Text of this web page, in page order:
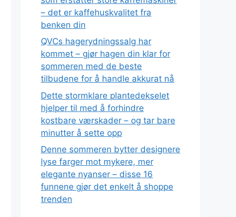
– det er kaffehuskvalitet fra
benken din
QVCs hagerydningssalg har
kommet – gjør hagen din klar for
sommeren med de beste
tilbudene for å handle akkurat nå
Dette stormklare plantedekselet
hjelper til med å forhindre
kostbare værskader – og tar bare
minutter å sette opp
Denne sommeren bytter designere
lyse farger mot mykere, mer
elegante nyanser – disse 16
funnene gjør det enkelt å shoppe
trenden